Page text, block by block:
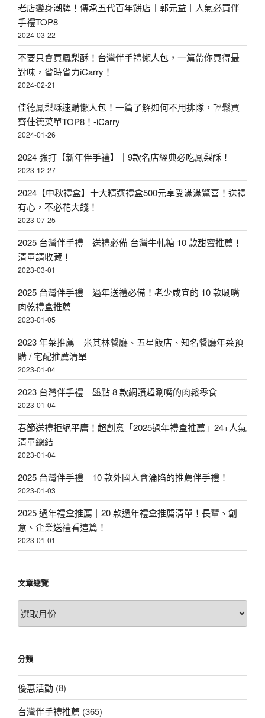
老店變身潮牌！傳承五代百年餅店｜郭元益｜人氣必買伴
手禮TOP8
2024-03-22
不要只會買鳳梨酥！台灣伴手禮懶人包，一篇帶你買得最
對味，省時省力iCarry！
2024-02-21
佳德鳳梨酥速購懶人包！一篇了解如何不用排隊，輕鬆買
齊佳德菜單TOP8！-iCarry
2024-01-26
2024 強打【新年伴手禮】｜9款名店經典必吃鳳梨酥！
2023-12-27
2024【中秋禮盒】十大精選禮盒500元享受滿滿驚喜！送禮
有心，不必花大錢！
2023-07-25
2025 台灣伴手禮｜送禮必備 台灣牛軋糖 10 款甜蜜推薦！
清單請收藏！
2023-03-01
2025 台灣伴手禮｜過年送禮必備！老少咸宜的 10 款唰嘴
肉乾禮盒推薦
2023-01-05
2023 年菜推薦｜米其林餐廳、五星飯店、知名餐廳年菜預
購 / 宅配推薦清單
2023-01-04
2023 台灣伴手禮｜盤點 8 款網讚超涮嘴的肉鬆零食
2023-01-04
春節送禮拒絕平庸！超創意「2025過年禮盒推薦」24+人氣
清單總結
2023-01-04
2025 台灣伴手禮｜10 款外國人會淪陷的推薦伴手禮！
2023-01-03
2025 過年禮盒推薦｜20 款過年禮盒推薦清單！長輩、創
意、企業送禮看這篇！
2023-01-01
文章總覽
文
章
分類
優惠活動 (8)
台灣伴手禮推薦 (365)